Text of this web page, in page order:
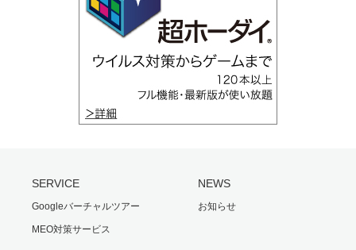
SERVICE
Googleバーチャルツアー
MEO対策サービス
NEWS
お知らせ